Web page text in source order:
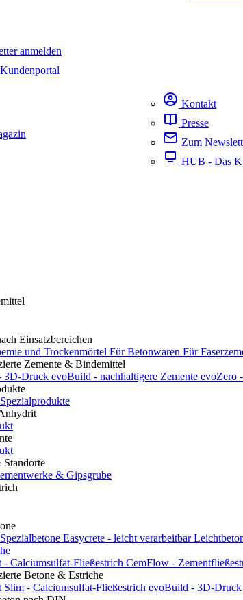
anmelden
Kontakt
Presse
Zum
HUB - Das
Einsatzbereichen
und Trockenmörtel Für Betonwaren Für
Zemente & Bindemittel
3D-Druck evoBuild - nachhaltigere Zemente evoZero
& Gipsgrube
Easycrete - leicht verarbeitbar
- Calciumsulfat-Fließestrich CemFlow -
Betone & Estriche
Slim - Calciumsulfat-Fließestrich evoBuild - 3D-Druck